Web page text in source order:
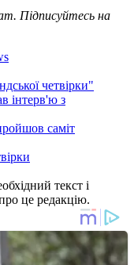
Підписуйтесь на
четвірки"
інтерв'ю з
саміт
текст і
це редакцію.